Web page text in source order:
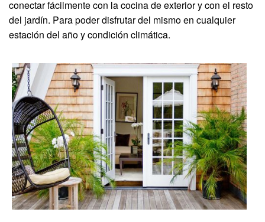
conectar fácilmente con la cocina de exterior y con el resto
del jardín. Para poder disfrutar del mismo en cualquier
estación del año y condición climática.